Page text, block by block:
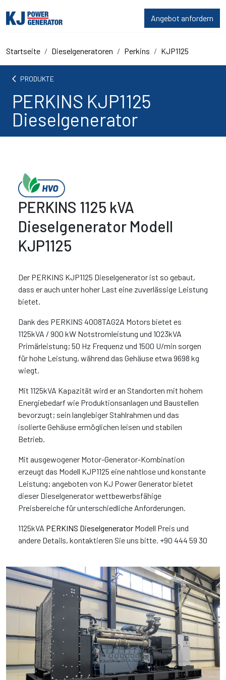
Angebot anfordern
Startseite Dieselgeneratoren Perkins KJP1125
arrow_back_ios PRODUKTE
PERKINS KJP1125
Dieselgenerator
PERKINS 1125 kVA
Dieselgenerator Modell
KJP1125
Der PERKINS KJP1125 Dieselgenerator ist so gebaut,
dass er auch unter hoher Last eine zuverlässige Leistung
bietet.
Dank des PERKINS 4008TAG2A Motors bietet es
1125kVA / 900 kW Notstromleistung und 1023kVA
Primärleistung; 50 Hz Frequenz und 1500 U/min sorgen
für hohe Leistung, während das Gehäuse etwa 9698 kg
wiegt.
Mit 1125kVA Kapazität wird er an Standorten mit hohem
Energiebedarf wie Produktionsanlagen und Baustellen
bevorzugt; sein langlebiger Stahlrahmen und das
isolierte Gehäuse ermöglichen leisen und stabilen
Betrieb.
Mit ausgewogener Motor-Generator-Kombination
erzeugt das Modell KJP1125 eine nahtlose und konstante
Leistung; angeboten von KJ Power Generator bietet
dieser Dieselgenerator wettbewerbsfähige
Preisbereiche für unterschiedliche Anforderungen.
1125kVA PERKINS Dieselgenerator Modell Preis und
andere Details, kontaktieren Sie uns bitte. +90 444 59 30